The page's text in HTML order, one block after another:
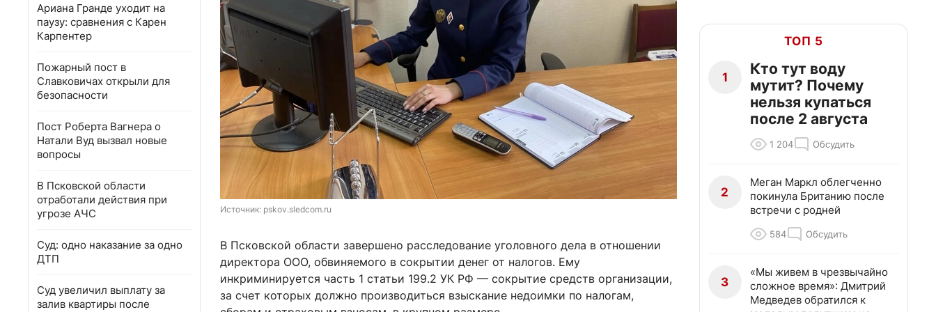
Ариана Гранде уходит на
паузу: сравнения с Карен
Карпентер
Пожарный пост в
Славковичах открыли для
безопасности
Пост Роберта Вагнера о
Натали Вуд вызвал новые
вопросы
В Псковской области
отработали действия при
угрозе АЧС
Суд: одно наказание за одно
ДТП
Суд увеличил выплату за
залив квартиры после
Источник: pskov.sledcom.ru
В Псковской области завершено расследование уголовного дела в отношении
директора ООО, обвиняемого в сокрытии денег от налогов. Ему
инкриминируется часть 1 статьи 199.2 УК РФ — сокрытие средств организации,
за счет которых должно производиться взыскание недоимки по налогам,
ТОП 5
1
Кто тут воду
мутит? Почему
нельзя купаться
после 2 августа
1 204 Обсудить
2
Меган Маркл облегченно
покинула Британию после
встречи с родней
584 Обсудить
3
«Мы живем в чрезвычайно
сложное время»: Дмитрий
Медведев обратился к